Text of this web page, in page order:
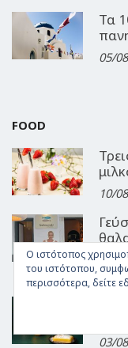
Τα
05/
FOOD
10/
της
06/
03/
Ο ιστότοπος
του ιστότοπου,
περισσότερα, δείτε